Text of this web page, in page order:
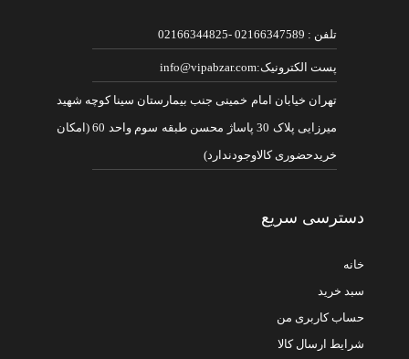
تلفن : 02166347589 -02166344825
پست الکترونیک:info@vipabzar.com
تهران خیابان امام خمینی جنب بیمارستان سینا کوچه شهید
میرزایی پلاک 30 پاساژ محسن طبقه سوم واحد 60 (امکان
خریدحضوری کالاوجودندارد)
دسترسی سریع
خانه
سبد خرید
حساب کاربری من
شرایط ارسال کالا